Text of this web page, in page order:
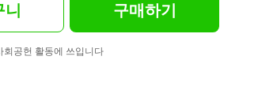
니 구매하기
회공헌 활동에 쓰입니다